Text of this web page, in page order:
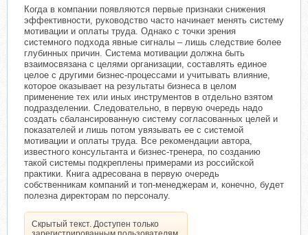
Когда в компании появляются первые признаки снижения
эффективности, руководство часто начинает менять систему
мотивации и оплаты труда. Однако с точки зрения
системного подхода явные сигналы – лишь следствие более
глубинных причин. Система мотивации должна быть
взаимосвязана с целями организации, составлять единое
целое с другими бизнес-процессами и учитывать влияние,
которое оказывает на результаты бизнеса в целом
применение тех или иных инструментов в отдельно взятом
подразделении. Следовательно, в первую очередь надо
создать сбалансированную систему согласованных целей и
показателей и лишь потом увязывать ее с системой
мотивации и оплаты труда. Все рекомендации автора,
известного консультанта и бизнес-тренера, по созданию
такой системы подкреплены примерами из российской
практики. Книга адресована в первую очередь
собственникам компаний и топ-менеджерам и, конечно, будет
полезна директорам по персоналу.
Скрытый текст. Доступен только